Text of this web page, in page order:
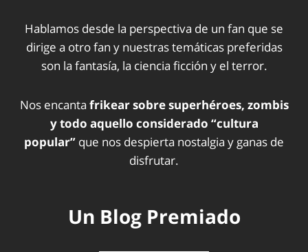
Hablamos desde la perspectiva de un fan que se
dirige a otro fan y nuestras temáticas preferidas
son la fantasía, la ciencia ficción y el terror.
Nos encanta frikear sobre superhéroes, zombis
y todo aquello considerado “cultura
popular” que nos despierta nostalgia y ganas de
disfrutar.
Un Blog Premiado